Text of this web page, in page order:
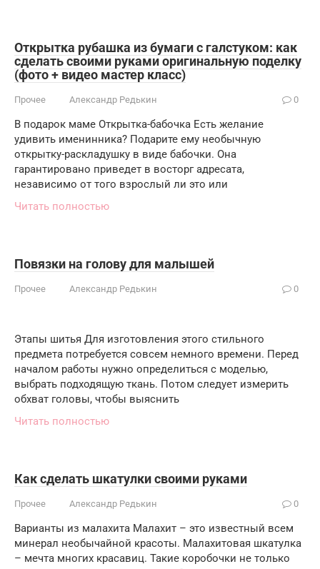
Открытка рубашка из бумаги с галстуком: как
сделать своими руками оригинальную поделку
(фото + видео мастер класс)
Прочее Александр Редькин 0
В подарок маме Открытка-бабочка Есть желание
удивить именинника? Подарите ему необычную
открытку-раскладушку в виде бабочки. Она
гарантировано приведет в восторг адресата,
независимо от того взрослый ли это или
Читать полностью
Повязки на голову для малышей
Прочее Александр Редькин 0
Этапы шитья Для изготовления этого стильного
предмета потребуется совсем немного времени. Перед
началом работы нужно определиться с моделью,
выбрать подходящую ткань. Потом следует измерить
обхват головы, чтобы выяснить
Читать полностью
Как сделать шкатулки своими руками
Прочее Александр Редькин 0
Варианты из малахита Малахит – это известный всем
минерал необычайной красоты. Малахитовая шкатулка
– мечта многих красавиц. Такие коробочки не только